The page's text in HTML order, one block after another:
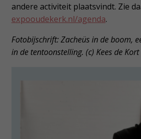
andere activiteit plaatsvindt. Zie
expooudekerk.nl/agenda.
Fotobijschrift: Zacheüs in de boom,
in de tentoonstelling. (c) Kees de Kort